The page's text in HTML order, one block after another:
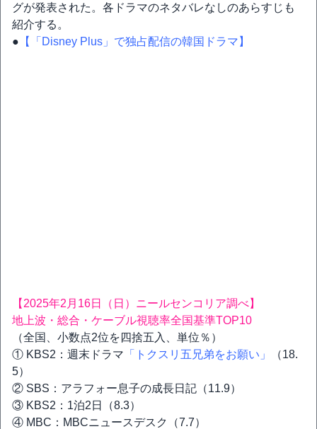
グが発表された。各ドラマのネタバレなしのあらすじも
紹介する。
● 【「Disney Plus」で独占配信の韓国ドラマ】
【2025年2月16日（日）ニールセンコリア調べ】
地上波・総合・ケーブル視聴率全国基準TOP10
（全国、小数点2位を四捨五入、単位％）
① KBS2：週末ドラマ 「トクスリ五兄弟をお願い」
（18.
5）
② SBS：アラフォー息子の成長日記（11.9）
③ KBS2：1泊2日（8.3）
④ MBC：MBCニュースデスク（7.7）